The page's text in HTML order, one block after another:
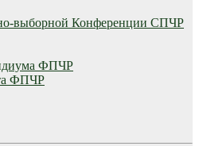
выборной Конференции СПЧР
ФПЧР
ФПЧР